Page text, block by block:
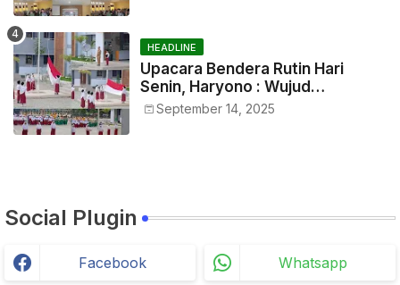
HEADLINE
Upacara Bendera Rutin Hari
Senin, Haryono : Wujud
Menumbuhkan Rasa
Nasionalisme Sejak Dini
September 14, 2025
Social Plugin
Facebook Whatsapp